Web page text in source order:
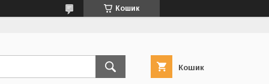
Кошик
Кошик